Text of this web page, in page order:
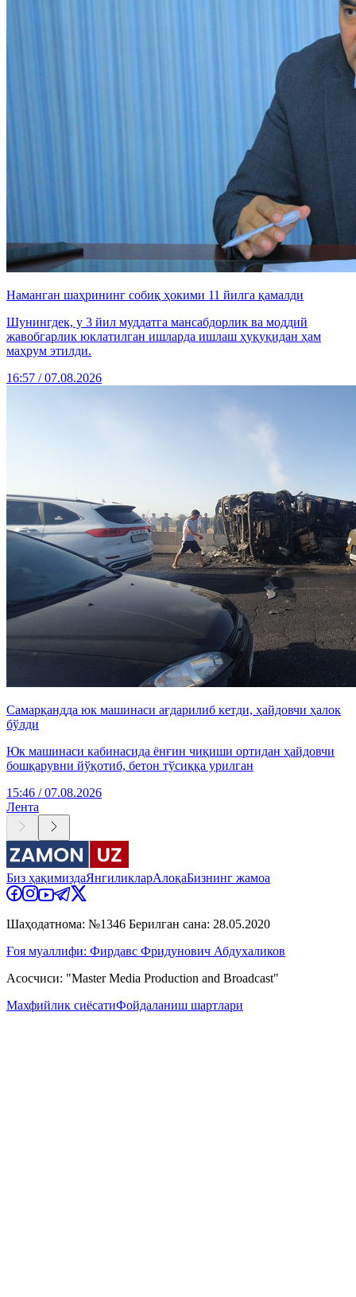
Наманган шаҳрининг собиқ ҳокими 11 йилга қамалди
Шунингдек, у 3 йил муддатга мансабдорлик ва моддий
жавобгарлик юклатилган ишларда ишлаш ҳуқуқидан ҳам
маҳрум этилди.
16:57 / 07.08.2026
Самарқандда юк машинаси ағдарилиб кетди, ҳайдовчи ҳалок
бўлди
Юк машинаси кабинасида ёнғин чиқиши ортидан ҳайдовчи
бошқарувни йўқотиб, бетон тўсиққа урилган
15:46 / 07.08.2026
Лента
Биз ҳақимиздаЯнгиликларАлоқаБизнинг жамоа
Шаҳодатнома: №1346 Берилган сана: 28.05.2020
Ғоя муаллифи: Фирдавс Фридунович Абдухаликов
Асосчиси: "Master Media Production and Broadcast"
Махфийлик сиёсатиФойдаланиш шартлари